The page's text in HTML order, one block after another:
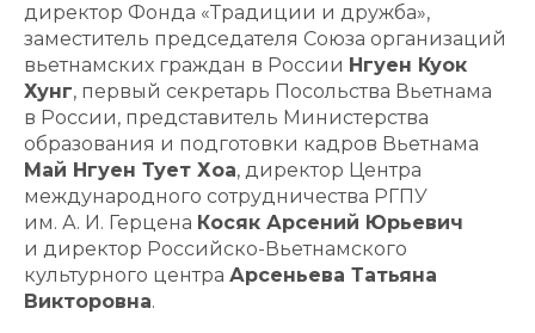
директор Фонда «Традиции и дружба»,
заместитель председателя Союза организаций
вьетнамских граждан в России Нгуен Куок
Хунг, первый секретарь Посольства Вьетнама
в России, представитель Министерства
образования и подготовки кадров Вьетнама
Май Нгуен Тует Хоа, директор Центра
международного сотрудничества РГПУ
им. А. И. Герцена Косяк Арсений Юрьевич
и директор Российско-Вьетнамского
культурного центра Арсеньева Татьяна
Викторовна.